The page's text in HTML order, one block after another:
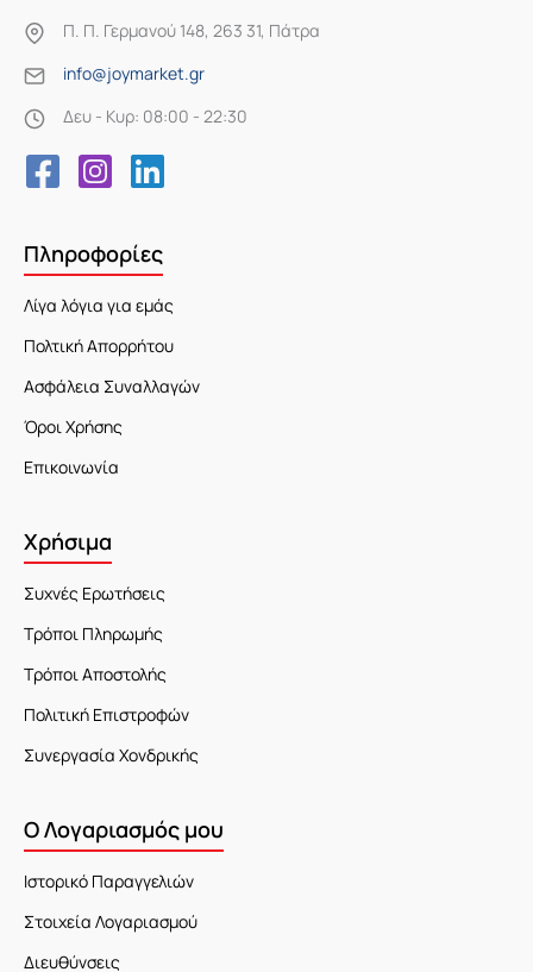
Π. Π. Γερμανού 148, 263 31, Πάτρα
info@joymarket.gr
Δευ - Κυρ: 08:00 - 22:30
Πληροφορίες
Λίγα λόγια για εμάς
Πολτική Απορρήτου
Ασφάλεια Συναλλαγών
Όροι Χρήσης
Επικοινωνία
Χρήσιμα
Συχνές Ερωτήσεις
Τρόποι Πληρωμής
Τρόποι Αποστολής
Πολιτική Επιστροφών
Συνεργασία Χονδρικής
Ο Λογαριασμός μου
Ιστορικό Παραγγελιών
Στοιχεία Λογαριασμού
Διευθύνσεις